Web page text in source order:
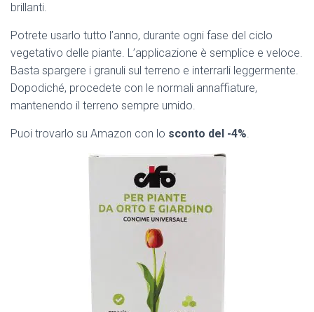
brillanti.
Potrete usarlo tutto l’anno, durante ogni fase del ciclo
vegetativo delle piante. L’applicazione è semplice e veloce.
Basta spargere i granuli sul terreno e interrarli leggermente.
Dopodiché, procedete con le normali annaffiature,
mantenendo il terreno sempre umido.
Puoi trovarlo su Amazon con lo sconto del -4%.